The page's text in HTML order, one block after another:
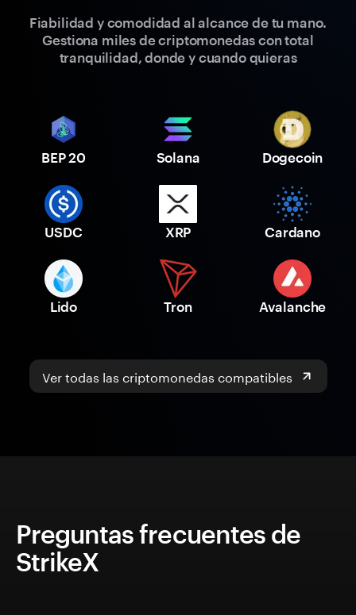
Fiabilidad y comodidad al alcance de tu mano.
Gestiona miles de criptomonedas con total
tranquilidad, donde y cuando quieras
BEP 20 Solana Dogecoin
USDC XRP Cardano
Lido Tron Avalanche
Ver todas las criptomonedas compatibles
Preguntas frecuentes de
StrikeX